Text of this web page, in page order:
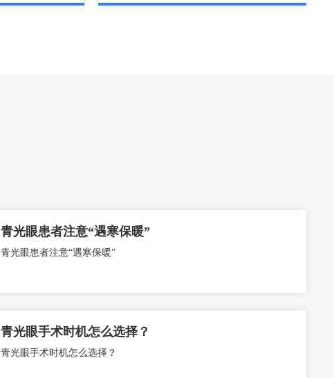
青光眼患者注意“遇寒保暖”
青光眼患者注意“遇寒保暖”
青光眼手术时机怎么选择？
青光眼手术时机怎么选择？